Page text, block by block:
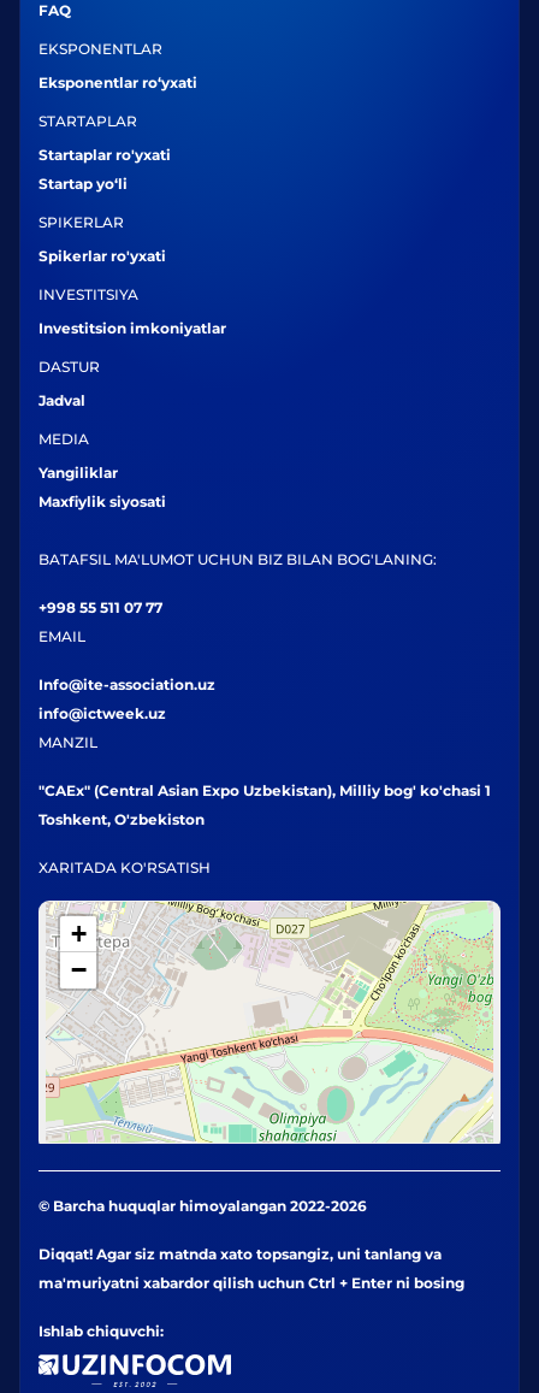
FAQ
EKSPONENTLAR
Eksponentlar ro‘yxati
STARTAPLAR
Startaplar ro'yxati
Startap yo‘li
SPIKERLAR
Spikerlar ro'yxati
INVESTITSIYA
Investitsion imkoniyatlar
DASTUR
Jadval
MEDIA
Yangiliklar
Maxfiylik siyosati
BATAFSIL MA'LUMOT UCHUN BIZ BILAN BOG'LANING:
+998 55 511 07 77
EMAIL
Info@ite-association.uz
info@ictweek.uz
MANZIL
"CAEx" (Central Asian Expo Uzbekistan), Milliy bog' ko'chasi 1
Toshkent, O'zbekiston
XARITADA KO'RSATISH
+
−
© Barcha huquqlar himoyalangan 2022-2026
Diqqat! Agar siz matnda xato topsangiz, uni tanlang va
ma'muriyatni xabardor qilish uchun Ctrl + Enter ni bosing
Ishlab chiquvchi: